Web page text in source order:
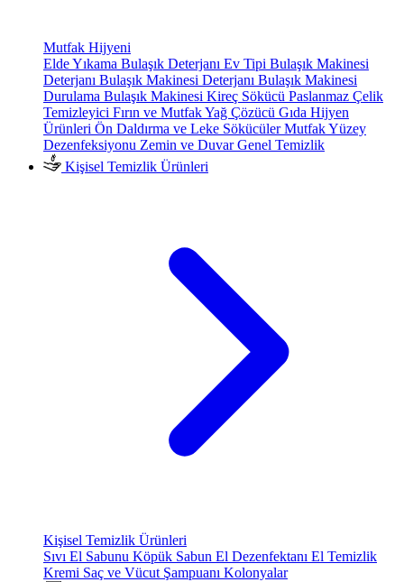
Mutfak Hijyeni
Elde Yıkama Bulaşık Deterjanı Ev Tipi Bulaşık Makinesi
Deterjanı Bulaşık Makinesi Deterjanı Bulaşık Makinesi
Durulama Bulaşık Makinesi Kireç Sökücü Paslanmaz Çelik
Temizleyici Fırın ve Mutfak Yağ Çözücü Gıda Hijyen
Ürünleri Ön Daldırma ve Leke SökücülerMutfak Yüzey
Dezenfeksiyonu Zemin ve Duvar Genel Temizlik
Kişisel Temizlik Ürünleri
Kişisel Temizlik Ürünleri
Sıvı El Sabunu Köpük Sabun El Dezenfektanı El Temizlik
Kremi Saç ve Vücut Şampuanı Kolonyalar